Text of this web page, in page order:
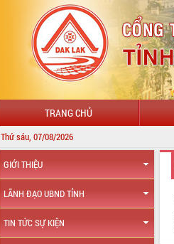
TRANG CHỦ
Thứ sáu, 07/08/2026
GIỚI THIỆU
LÃNH ĐẠO UBND TỈNH
TIN TỨC SỰ KIỆN